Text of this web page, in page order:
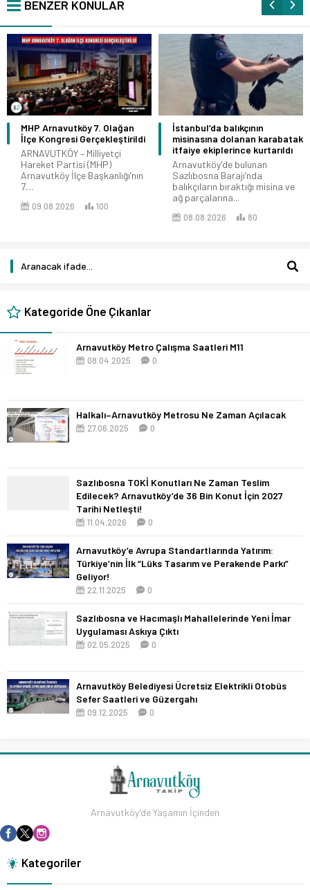
BENZER KONULAR
MHP Arnavutköy 7. Olağan
İlçe Kongresi Gerçekleştirildi
ARNAVUTKÖY – Milliyetçi
Hareket Partisi (MHP)
Arnavutköy İlçe Başkanlığı’nın
7....
09.08.2026 100
İstanbul’da balıkçının
misinasına dolanan karabatak
itfaiye ekiplerince kurtarıldı
Arnavutköy'de bulunan
Sazlıbosna Barajı’nda
balıkçıların bıraktığı misina ve
ağ parçalarına...
08.08.2026 80
Kategoride Öne Çıkanlar
Arnavutköy Metro Çalışma Saatleri M11
08.04.2025 0
Halkalı–Arnavutköy Metrosu Ne Zaman Açılacak
27.06.2025 0
Sazlıbosna TOKİ Konutları Ne Zaman Teslim
Edilecek? Arnavutköy’de 36 Bin Konut İçin 2027
Tarihi Netleşti!
11.04.2026 0
Arnavutköy’e Avrupa Standartlarında Yatırım:
Türkiye’nin İlk “Lüks Tasarım ve Perakende Parkı”
Geliyor!
22.11.2025 0
Sazlıbosna ve Hacımaşlı Mahallelerinde Yeni İmar
Uygulaması Askıya Çıktı
02.05.2025 0
Arnavutköy Belediyesi Ücretsiz Elektrikli Otobüs
Sefer Saatleri ve Güzergahı
09.12.2025 0
Arnavutköy'de Yaşamın İçinden
Kategoriler